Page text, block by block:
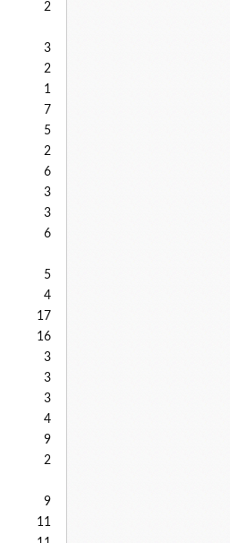
2
3
2
1
7
5
2
6
3
3
6
5
4
17
16
3
3
3
4
9
2
9
11